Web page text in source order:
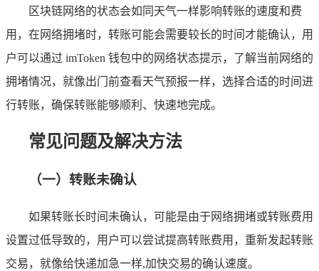
区块链网络的状态会如同天气一样影响转账的速度和费
用，在网络拥堵时，转账可能会需要较长的时间才能确认，用
户可以通过 imToken 钱包中的网络状态提示，了解当前网络的
拥堵情况，就像出门前查看天气预报一样，选择合适的时间进
行转账，确保转账能够顺利、快速地完成。
常见问题及解决方法
（一）转账未确认
如果转账长时间未确认，可能是由于网络拥堵或转账费用
设置过低导致的，用户可以尝试提高转账费用，重新发起转账
交易，就像给快递加急一样,加快交易的确认速度。